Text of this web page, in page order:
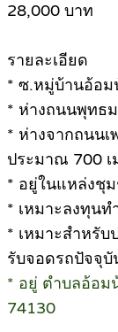
28,000 บาท
รายละเอียด
* ซ.หมู่บ้านอ้อ
* ห่างถนนพุทธ
* ห่างจากถนน
ประมาณ 700 เ
* อยู่ในแหล่งชุ
* เหมาะลงทุน
* เหมาะสำหรั
รับจอดรถปัจจุบั
* อยู่ ตำบลอ้อม
74130